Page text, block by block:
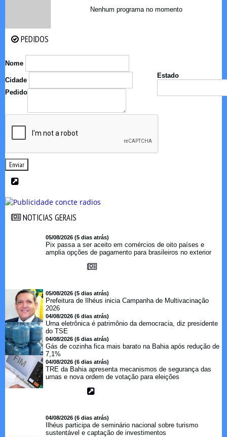
Nenhum programa no momento
PEDIDOS
Nome
Cidade
Estado
Pedido
Enviar
NOTICIAS GERAIS
05/08/2026 (5 dias atrás)
Pix passa a ser aceito em comércios de oito países e
amplia opções de pagamento para brasileiros no exterior
05/08/2026 (5 dias atrás)
Prefeitura de Ilhéus inicia Campanha de Multivacinação
2026
04/08/2026 (6 dias atrás)
Urna eletrônica é patrimônio da democracia, diz presidente
do TSE
04/08/2026 (6 dias atrás)
Gás de cozinha fica mais barato na Bahia após redução de
7,1%
04/08/2026 (6 dias atrás)
TRE da Bahia apresenta mecanismos de segurança das
urnas e nova ordem de votação para eleições
04/08/2026 (6 dias atrás)
Ilhéus participa de seminário nacional sobre turismo
sustentável e captação de investimentos